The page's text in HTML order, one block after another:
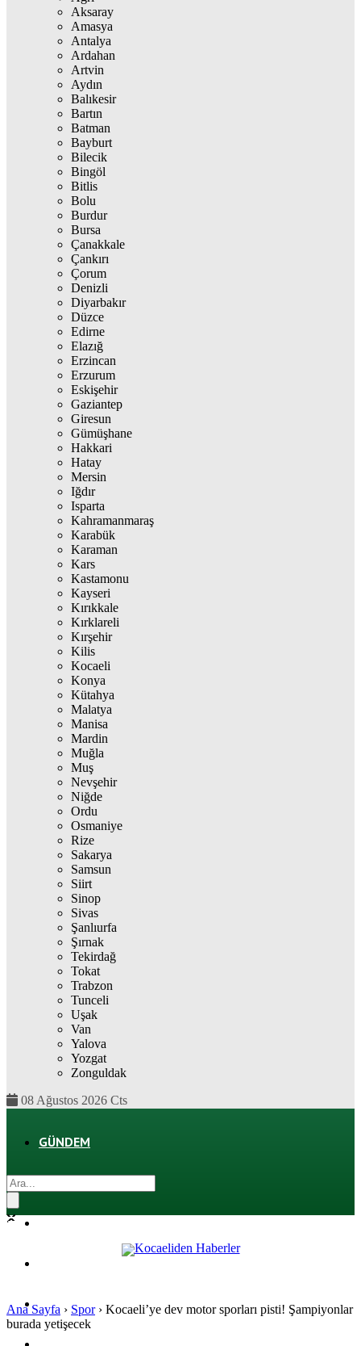
Aksaray
Amasya
Antalya
Ardahan
Artvin
Aydın
Balıkesir
Bartın
Batman
Bayburt
Bilecik
Bingöl
Bitlis
Bolu
Burdur
Bursa
Çanakkale
Çankırı
Çorum
Denizli
Diyarbakır
Düzce
Edirne
Elazığ
Erzincan
Erzurum
Eskişehir
Gaziantep
Giresun
Gümüşhane
Hakkari
Hatay
Mersin
Iğdır
Isparta
Kahramanmaraş
Karabük
Karaman
Kars
Kastamonu
Kayseri
Kırıkkale
Kırklareli
Kırşehir
Kilis
Kocaeli
Konya
Kütahya
Malatya
Manisa
Mardin
Muğla
Muş
Nevşehir
Niğde
Ordu
Osmaniye
Rize
Sakarya
Samsun
Siirt
Sinop
Sivas
Şanlıurfa
Şırnak
Tekirdağ
Tokat
Trabzon
Tunceli
Uşak
Van
Yalova
Yozgat
Zonguldak
08 Ağustos 2026 Cts
GÜNDEM
SPOR
Ana Sayfa › Spor› Kocaeli’ye dev motor sporları pisti! Şampiyonlar
burada yetişecek